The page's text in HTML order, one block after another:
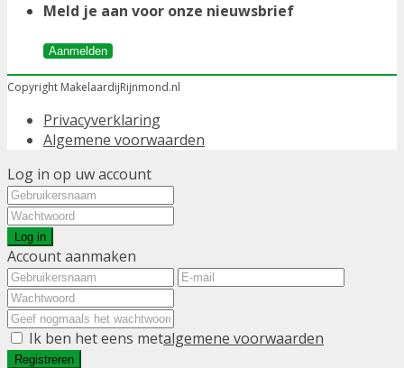
Meld je aan voor onze nieuwsbrief
Aanmelden
Copyright MakelaardijRijnmond.nl
Privacyverklaring
Algemene voorwaarden
Log in op uw account
Log in
Account aanmaken
Ik ben het eens metalgemene voorwaarden
Registreren